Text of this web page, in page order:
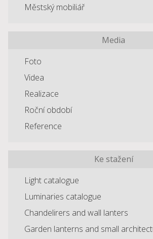
Městský mobiliář
Media
Foto
Videa
Realizace
Roční období
Reference
Ke stažení
Light catalogue
Luminaries catalogue
Chandelirers and wall lanters
Garden lanterns and small